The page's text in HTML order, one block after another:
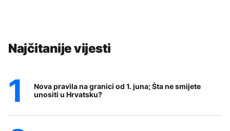
Najčitanije vijesti
Nova pravila na granici od 1. juna; Šta ne smijete
unositi u Hrvatsku?